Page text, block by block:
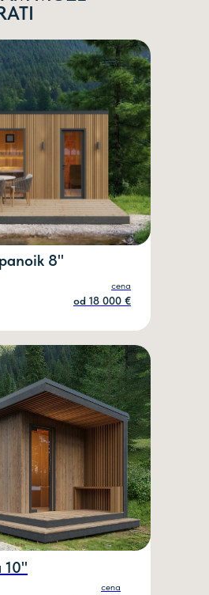
10"
cena
cena
оd 18 000 €
8"